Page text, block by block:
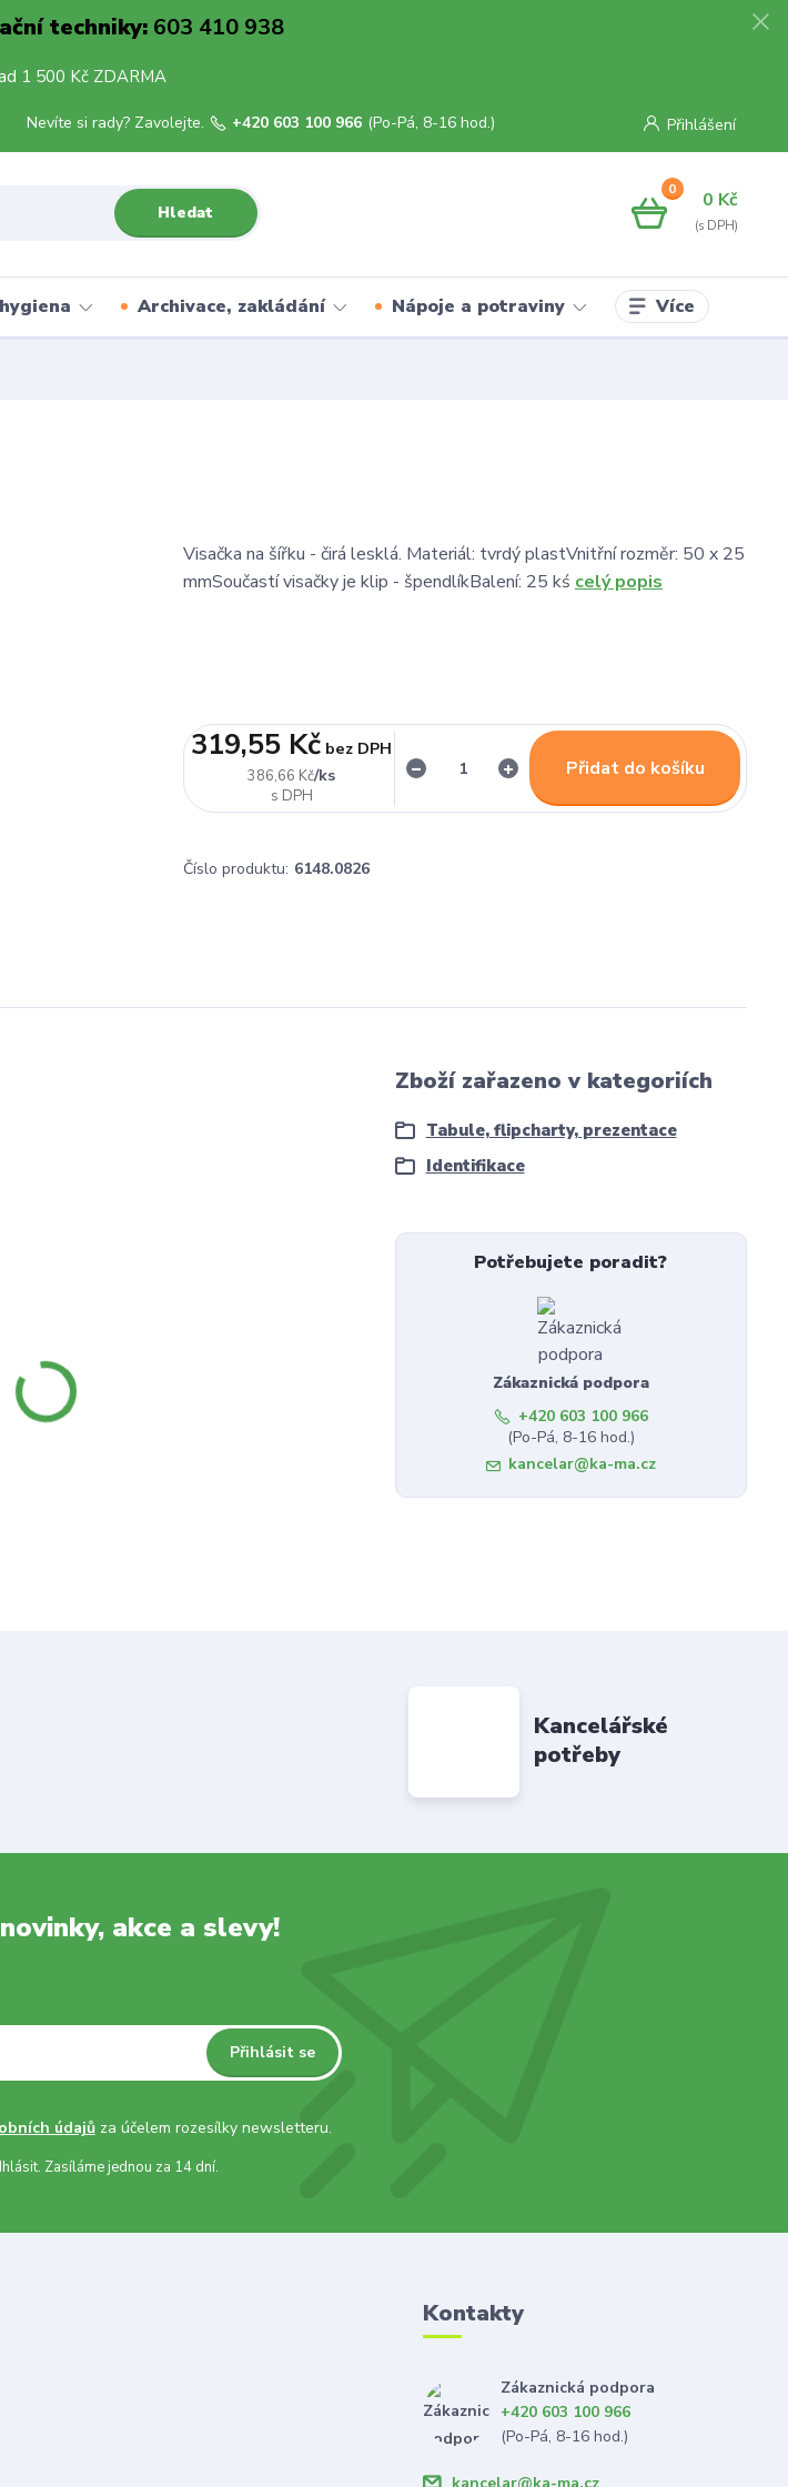
techniky:603 410 938
1 500 Kč ZDARMA
Přihlášení
Hledat
Nevíte si rady? Zavolejte. +420 603 100 966 (Po-Pá, 8-16 hod.)
0 0 Kč
Archivace, zakládání Nápoje a potraviny Více
Visačka na šířku - čirá lesklá. Materiál: tvrdý plastVnitřní rozměr: 50 x 25
mmSoučastí visačky je klip - špendlíkBalení: 25 kś celý popis
386,66 Kč/ks
319,55 Kč bez DPH
Přidat do košíku
Číslo produktu: 6148.0826
Zboží zařazeno v kategoriích
Tabule, flipcharty, prezentace
Identifikace
Potřebujete poradit?
Zákaznická podpora
+420 603 100 966
(Po-Pá, 8-16 hod.)
kancelar@ka-ma.cz
Kancelářské
potřeby
akce a slevy!
Přihlásit se
údajůza účelem rozesílky newsletteru.
Zasíláme jednou za 14 dní.
Kontakty
Zákaznická podpora
+420 603 100 966
(Po-Pá, 8-16 hod.)